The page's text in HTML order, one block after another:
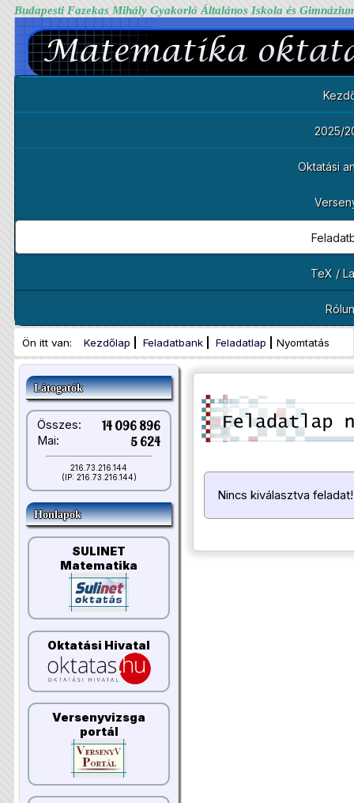
Budapesti Fazekas Mihály Gyakorló Általános Iskola és
2025/
Oktatási
TeX /
Ön itt van: Kezdőlap Feladatbank Feladatlap Nyomtatás
Látogatók
Összes: 14 096 896
Mai: 5 624
216.73.216.144
(IP: 216.73.216.144)
Honlapok
SULINET
Matematika
Oktatási Hivatal
Versenyvizsga
portál
Nincs kiválasztva feladat!